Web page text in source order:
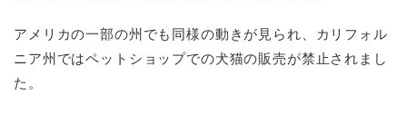
アメリカの一部の州でも同様の動きが見られ、カリフォル
ニア州ではペットショップでの犬猫の販売が禁止されまし
た。